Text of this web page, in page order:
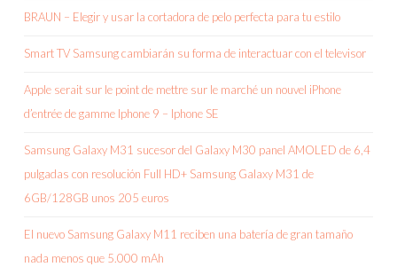
BRAUN – Elegir y usar la cortadora de pelo perfecta para tu estilo
Smart TV Samsung cambiarán su forma de interactuar con el televisor
Apple serait sur le point de mettre sur le marché un nouvel iPhone
d’entrée de gamme Iphone 9 – Iphone SE
Samsung Galaxy M31 sucesor del Galaxy M30 panel AMOLED de 6,4
pulgadas con resolución Full HD+ Samsung Galaxy M31 de
6GB/128GB unos 205 euros
El nuevo Samsung Galaxy M11 reciben una batería de gran tamaño
nada menos que 5.000 mAh